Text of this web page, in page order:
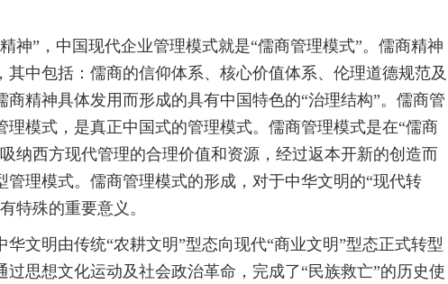
神”，中国现代企业管理模式就是“儒商管理模式”。儒商精神
其中包括：儒商的信仰体系、核心价值体系、伦理道德规范及
精神具体发用而形成的具有中国特色的“治理结构”。儒商管
理模式，是真正中国式的管理模式。儒商管理模式是在“儒商
纳西方现代管理的合理价值和资源，经过返本开新的创造而
管理模式。儒商管理模式的形成，对于中华文明的“现代转
特殊的重要意义。
文明由传统“农耕文明”型态向现代“商业文明”型态正式转型
思想文化运动及社会政治革命，完成了“民族救亡”的历史使